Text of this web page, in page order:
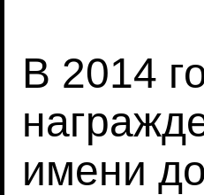
В 2014
имени